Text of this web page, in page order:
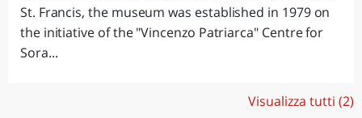
St. Francis, the museum was established in 1979 on
the initiative of the "Vincenzo Patriarca" Centre for
Sora...
Visualizza tutti (2)